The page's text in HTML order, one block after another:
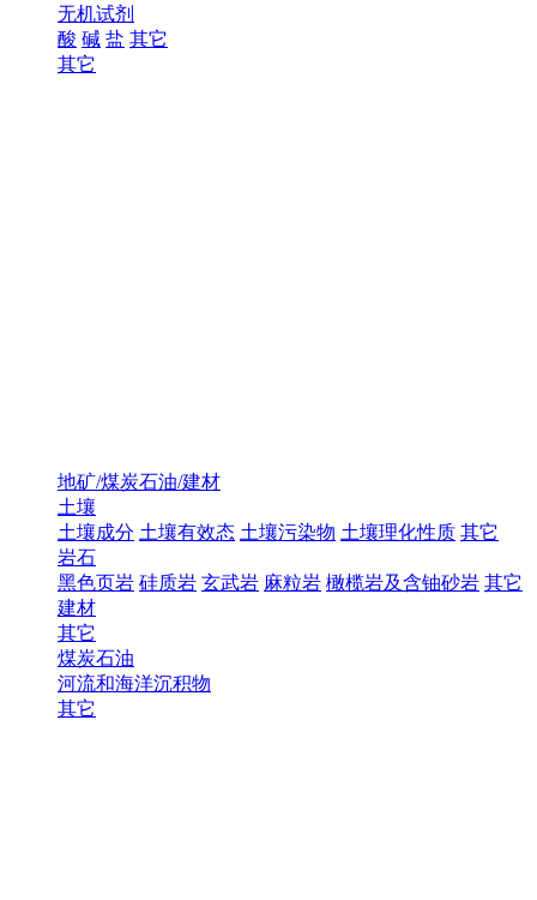
无机试剂
酸 碱 盐 其它
其它
地矿/煤炭石油/建材
土壤
土壤成分 土壤有效态 土壤污染物 土壤理化性质 其它
岩石
黑色页岩 硅质岩 玄武岩 麻粒岩 橄榄岩及含铀砂岩 其它
建材
其它
煤炭石油
河流和海洋沉积物
其它